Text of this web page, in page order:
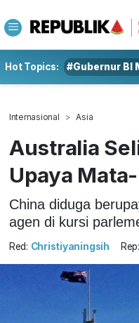
Hot Topics: #Gubernur BI
Internasional Asia
Australia
Upaya
China diduga
agen di kursi
Red: Christiyaningsih Rep: